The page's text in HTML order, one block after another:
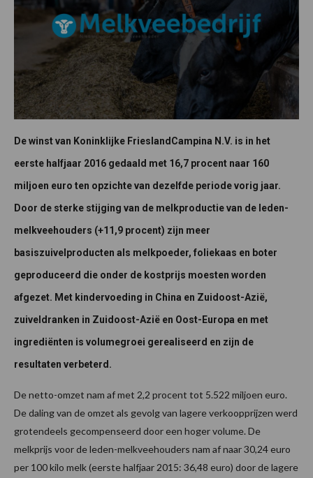
De winst van Koninklijke FrieslandCampina N.V. is in het
eerste halfjaar 2016 gedaald met 16,7 procent naar 160
miljoen euro ten opzichte van dezelfde periode vorig jaar.
Door de sterke stijging van de melkproductie van de leden-
melkveehouders (+11,9 procent) zijn meer
basiszuivelproducten als melkpoeder, foliekaas en boter
geproduceerd die onder de kostprijs moesten worden
afgezet. Met kindervoeding in China en Zuidoost-Azië,
zuiveldranken in Zuidoost-Azië en Oost-Europa en met
ingrediënten is volumegroei gerealiseerd en zijn de
resultaten verbeterd.
De netto-omzet nam af met 2,2 procent tot 5.522 miljoen euro.
De daling van de omzet als gevolg van lagere verkoopprijzen werd
grotendeels gecompenseerd door een hoger volume. De
melkprijs voor de leden-melkveehouders nam af naar 30,24 euro
per 100 kilo melk (eerste halfjaar 2015: 36,48 euro) door de lagere